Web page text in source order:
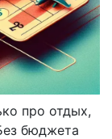
про отдых,
бюджета